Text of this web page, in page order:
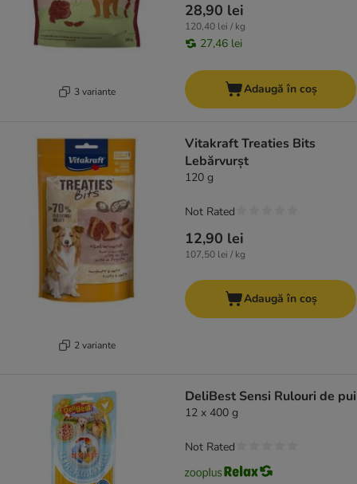
3 variante
28,90 lei
120,40 lei / kg
27,46 lei
Adaugă în coș
2 variante
Vitakraft Treaties Bits
Lebărvurșt
120 g
12,90 lei
107,50 lei / kg
Not Rated
Adaugă în coș
DeliBest Sensi Rulouri de pui
12 x 400 g
Not Rated